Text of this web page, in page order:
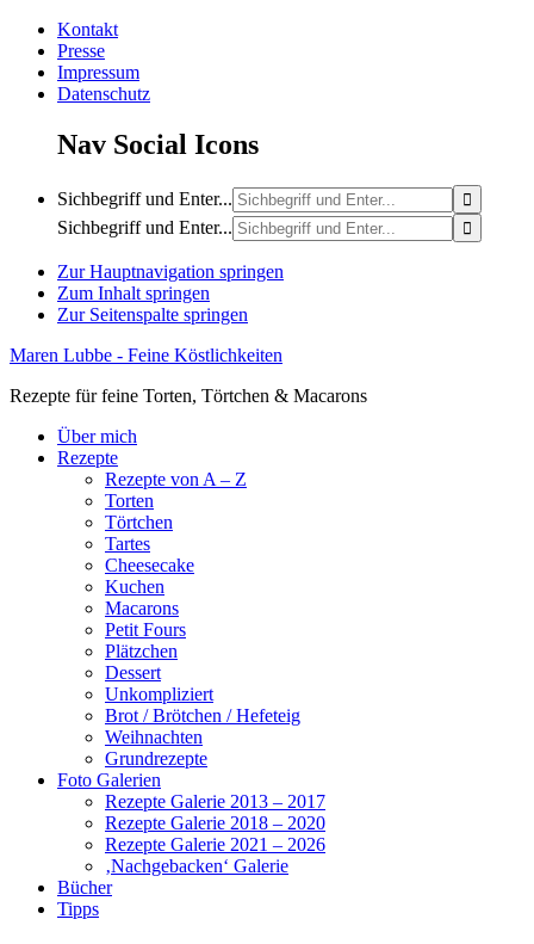
Kontakt
Presse
Impressum
Datenschutz
Nav Social Icons
Sichbegriff und Enter...
Sichbegriff und Enter...
Zur Hauptnavigation springen
Zum Inhalt springen
Zur Seitenspalte springen
Maren Lubbe - Feine Köstlichkeiten
Rezepte für feine Torten, Törtchen & Macarons
Über mich
Rezepte
Rezepte von A – Z
Torten
Törtchen
Tartes
Cheesecake
Kuchen
Macarons
Petit Fours
Plätzchen
Dessert
Unkompliziert
Brot / Brötchen / Hefeteig
Weihnachten
Grundrezepte
Foto Galerien
Rezepte Galerie 2013 – 2017
Rezepte Galerie 2018 – 2020
Rezepte Galerie 2021 – 2026
‚Nachgebacken‘ Galerie
Bücher
Tipps